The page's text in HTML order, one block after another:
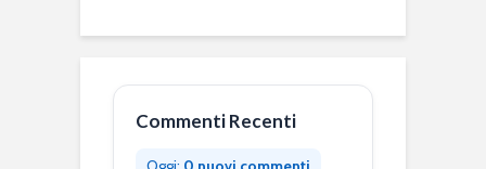
Commenti Recenti